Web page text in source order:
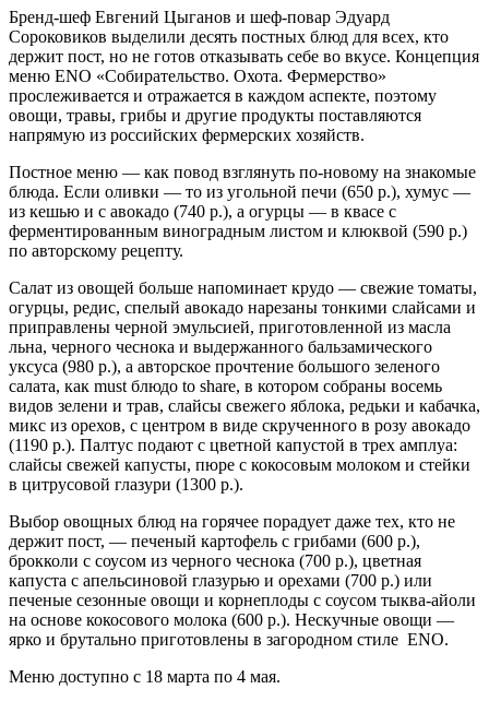
Бренд-шеф Евгений Цыганов и шеф-повар Эдуард
Сороковиков выделили десять постных блюд для всех, кто
держит пост, но не готов отказывать себе во вкусе. Концепция
меню ENO «Собирательство. Охота. Фермерство»
прослеживается и отражается в каждом аспекте, поэтому
овощи, травы, грибы и другие продукты поставляются
напрямую из российских фермерских хозяйств.
Постное меню — как повод взглянуть по-новому на знакомые
блюда. Если оливки — то из угольной печи (650 р.), хумус —
из кешью и с авокадо (740 р.), а огурцы — в квасе с
ферментированным виноградным листом и клюквой (590 р.)
по авторскому рецепту.
Салат из овощей больше напоминает крудо — свежие томаты,
огурцы, редис, спелый авокадо нарезаны тонкими слайсами и
приправлены черной эмульсией, приготовленной из масла
льна, черного чеснока и выдержанного бальзамического
уксуса (980 р.), а авторское прочтение большого зеленого
салата, как must блюдо to share, в котором собраны восемь
видов зелени и трав, слайсы свежего яблока, редьки и кабачка,
микс из орехов, c центром в виде скрученного в розу авокадо
(1190 р.). Палтус подают с цветной капустой в трех амплуа:
слайсы свежей капусты, пюре с кокосовым молоком и стейки
в цитрусовой глазури (1300 р.).
Выбор овощных блюд на горячее порадует даже тех, кто не
держит пост, — печеный картофель с грибами (600 р.),
брокколи с соусом из черного чеснока (700 р.), цветная
капуста с апельсиновой глазурью и орехами (700 р.) или
печеные сезонные овощи и корнеплоды с соусом тыква-айоли
на основе кокосового молока (600 р.). Нескучные овощи —
ярко и брутально приготовлены в загородном стиле ENO.
Меню доступно с 18 марта по 4 мая.